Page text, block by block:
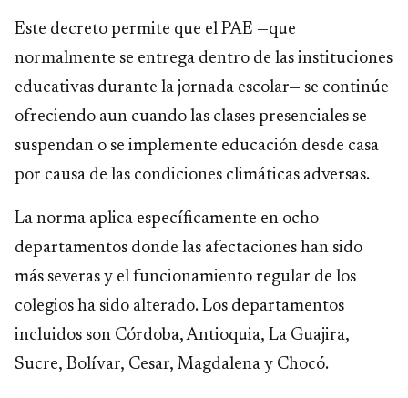
Este decreto permite que el PAE —que
normalmente se entrega dentro de las instituciones
educativas durante la jornada escolar— se continúe
ofreciendo aun cuando las clases presenciales se
suspendan o se implemente educación desde casa
por causa de las condiciones climáticas adversas.
La norma aplica específicamente en ocho
departamentos donde las afectaciones han sido
más severas y el funcionamiento regular de los
colegios ha sido alterado. Los departamentos
incluidos son Córdoba, Antioquia, La Guajira,
Sucre, Bolívar, Cesar, Magdalena y Chocó.